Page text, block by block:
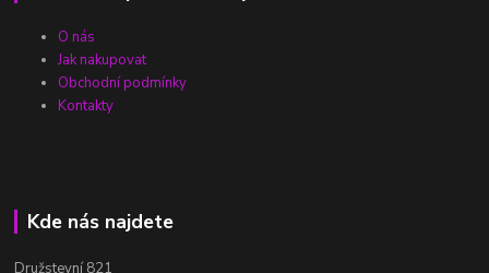
O nás
Jak nakupovat
Obchodní podmínky
Kontakty
Kde nás najdete
Družstevní 821